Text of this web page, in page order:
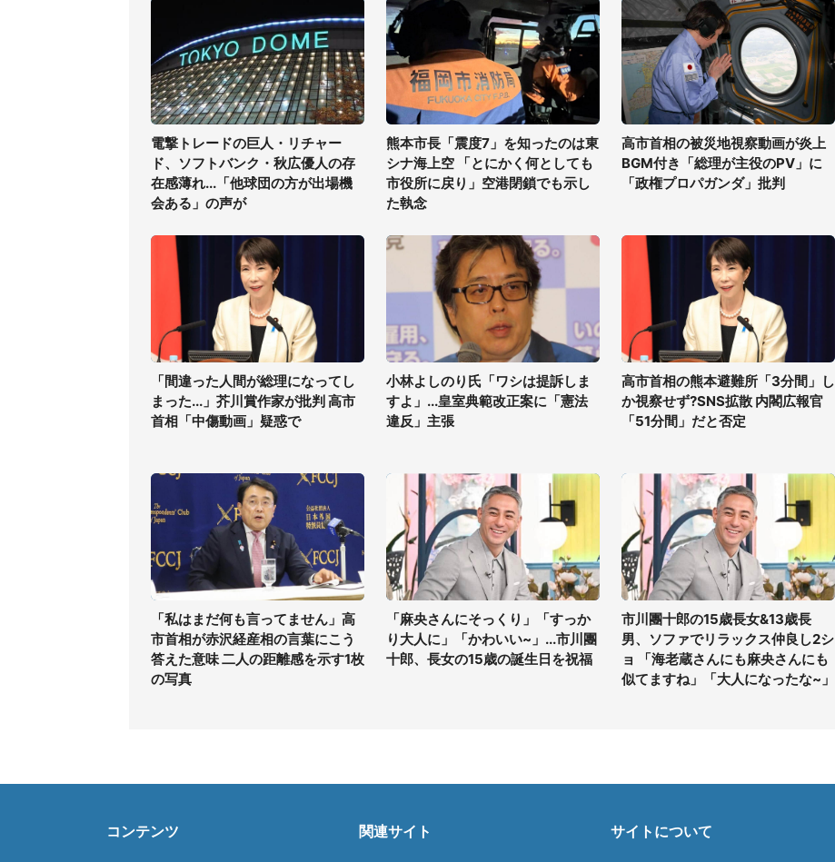
電撃トレードの巨人・リチャー
ド、ソフトバンク・秋広優人の存
在感薄れ...「他球団の方が出場機
会ある」の声が
熊本市長「震度7」を知ったのは東
シナ海上空 「とにかく何としても
市役所に戻り」空港閉鎖でも示し
た執念
高市首相の被災地視察動画が炎上
BGM付き「総理が主役のPV」に
「政権プロパガンダ」批判
「間違った人間が総理になってし
まった...」芥川賞作家が批判 高市
首相「中傷動画」疑惑で
小林よしのり氏「ワシは提訴しま
すよ」...皇室典範改正案に「憲法
違反」主張
高市首相の熊本避難所「3分間」し
か視察せず?SNS拡散 内閣広報官
「51分間」だと否定
「私はまだ何も言ってません」高
市首相が赤沢経産相の言葉にこう
答えた意味 二人の距離感を示す1枚
の写真
「麻央さんにそっくり」「すっか
り大人に」「かわいい~」...市川團
十郎、長女の15歳の誕生日を祝福
市川團十郎の15歳長女&13歳長
男、ソファでリラックス仲良し2シ
ョ 「海老蔵さんにも麻央さんにも
似てますね」「大人になったな~」
コンテンツ 関連サイト サイトについて